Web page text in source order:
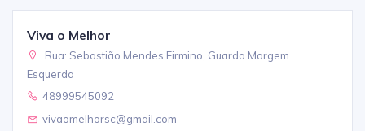
Viva o Melhor
Rua: Sebastião Mendes Firmino, Guarda Margem
Esquerda
48999545092
vivaomelhorsc@gmail.com